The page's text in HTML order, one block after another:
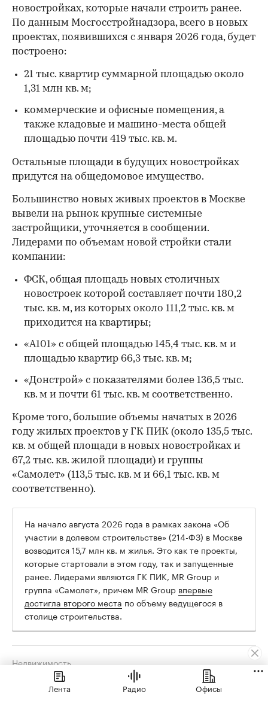
новостройках, которые начали строить ранее.
По данным Мосгосстройнадзора, всего в новых
проектах, появившихся с января 2026 года, будет
построено:
21 тыс. квартир суммарной площадью около
1,31 млн кв. м;
коммерческие и офисные помещения, а
также кладовые и машино-места общей
площадью почти 419 тыс. кв. м.
00:00 / 00:00
Остальные площади в будущих новостройках
придутся на общедомовое имущество.
Большинство новых живых проектов в Москве
вывели на рынок крупные системные
застройщики, уточняется в сообщении.
Лидерами по объемам новой стройки стали
компании:
ФСК, общая площадь новых столичных
новостроек которой составляет почти 180,2
тыс. кв. м, из которых около 111,2 тыс. кв. м
приходится на квартиры;
«А101» с общей площадью 145,4 тыс. кв. м и
площадью квартир 66,3 тыс. кв. м;
«Донстрой» с показателями более 136,5 тыс.
кв. м и почти 61 тыс. кв. м соответственно.
Кроме того, большие объемы начатых в 2026
году жилых проектов у ГК ПИК (около 135,5 тыс.
кв. м общей площади в новых новостройках и
67,2 тыс. кв. жилой площади) и группы
«Самолет» (113,5 тыс. кв. м и 66,1 тыс. кв. м
соответственно).
На начало августа 2026 года в рамках закона «Об
участии в долевом строительстве» (214-ФЗ) в Москве
возводится 15,7 млн кв. м жилья. Это как те проекты,
которые стартовали в этом году, так и запущенные
ранее. Лидерами являются ГК ПИК, MR Group и
группа «Самолет», причем MR Group впервые
достигла второго места по объему ведущегося в
столице строительства.
Российские застройщики в июле
ускорили вывод новостроек на
Недвижимость
Лента Радио Офисы